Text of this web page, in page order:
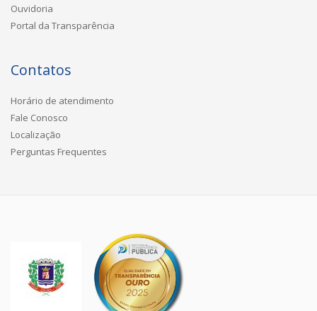
Ouvidoria
Portal da Transparência
Contatos
Horário de atendimento
Fale Conosco
Localização
Perguntas Frequentes